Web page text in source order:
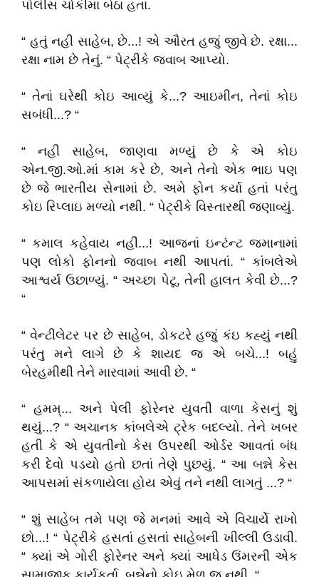
પોલીસ ચોકીમાં બેઠા હતાં.
“ હતું નહી સાહેબ, છે...! એ ઔરત હજું જીવે છે. રક્ષા...
રક્ષા નામ છે તેનું. “ પેટ્રીકે જવાબ આપ્યો.
“ તેનાં ઘરેથી કોઇ આવ્યું કે...? આઇમીન, તેનાં કોઇ
સબંધી...? “
“ નહી સાહેબ, જાણવા મળ્યું છે કે એ કોઇ
એન.જી.ઓ.માં કામ કરે છે, અને તેનો એક ભાઇ પણ
છે જે ભારતીય સેનામાં છે. અમે ફોન કર્યા હતાં પરંતુ
કોઇ રિપ્લાઇ મળ્યો નથી. “ પેટ્રીકે વિસ્તારથી જણાવ્યું.
“ કમાલ કહેવાય નહીં...! આજનાં ઇન્ટંન્ટ જમાનામાં
પણ લોકો ફોનનો જવાબ નથી આપતાં. “ કાંબલેએ
આશ્વર્ય ઉછાળ્યું. “ અચ્છા પેટૂ, તેની હાલત કેવી છે...?
“
“ વેન્ટીલેટર પર છે સાહેબ, ડોકટરે હજું કંઇ કહ્યું નથી
પરંતુ મને લાગે છે કે શાયદ જ એ બચે...! બહું
બેરહમીથી તેને મારવામાં આવી છે. “
“ હમમ્... અને પેલી ફોરેનર યુવતી વાળા કેસનું શું
થયું...? “ અચાનક કાંબલેએ ટ્રેક બદલ્યો. તેને ખબર
હતી કે એ યુવતીનો કેસ ઉપરથી ઓર્ડર આવતાં બંધ
કરી દેવો પડયો હતો છતાં તેણે પુછયું. “ આ બન્ને કેસ
આપસમાં સંકળાયેલા હોય એવું તને નથી લાગતું ...? “
“ શું સાહેબ તમે પણ જે મનમાં આવે એ વિચાર્યે રાખો
છો...! “ પેટ્રીકે હસતાં હસતાં સાહેબની ખીલ્લી ઉડાવી.
“ ક્યાં એ ગોરી ફોરેનર અને ક્યાં આધેડ ઉંમરની એક